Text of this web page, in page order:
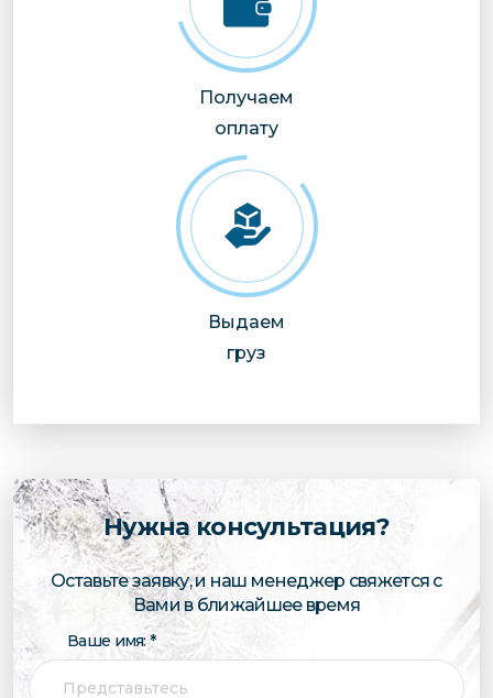
Получаем
оплату
Выдаем
груз
Нужна консультация?
Оставьте заявку, и наш менеджер свяжется с
Вами в ближайшее время
Ваше имя: *